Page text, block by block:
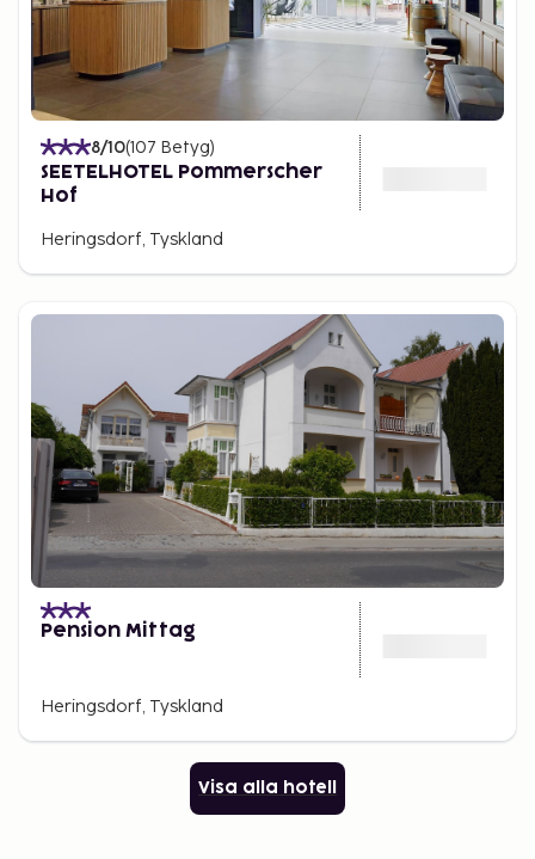
8/10(107 Betyg)
SEETELHOTEL Pommerscher
Hof
Heringsdorf, Tyskland
Pension Mittag
Heringsdorf, Tyskland
Visa alla hotell